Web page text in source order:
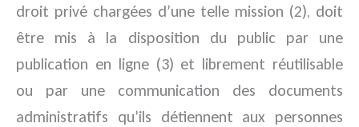
droit privé chargées d’une telle mission (2), doit
être mis à la disposition du public par une
publication en ligne (3) et librement réutilisable
ou par une communication des documents
administratifs qu’ils détiennent aux personnes